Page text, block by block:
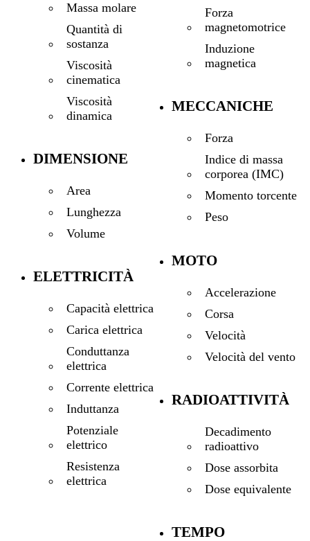
Massa molare
Quantità di
sostanza
Viscosità
cinematica
Viscosità
dinamica
DIMENSIONE
Area
Lunghezza
Volume
ELETTRICITÀ
Capacità elettrica
Carica elettrica
Conduttanza
elettrica
Corrente elettrica
Induttanza
Potenziale
elettrico
Resistenza
elettrica
Forza
magnetomotrice
Induzione
magnetica
MECCANICHE
Forza
Indice di massa
corporea (IMC)
Momento torcente
Peso
MOTO
Accelerazione
Corsa
Velocità
Velocità del vento
RADIOATTIVITÀ
Decadimento
radioattivo
Dose assorbita
Dose equivalente
TEMPO